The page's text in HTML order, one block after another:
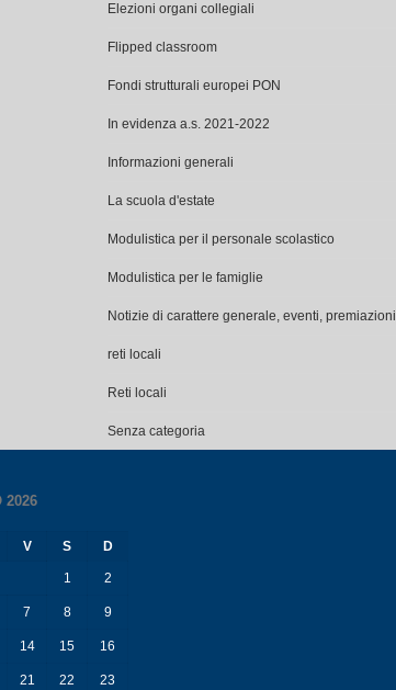
Elezioni organi collegiali
Flipped classroom
Fondi strutturali europei PON
In evidenza a.s. 2021-2022
Informazioni generali
La scuola d'estate
Modulistica per il personale scolastico
Modulistica per le famiglie
Notizie di carattere generale, eventi, premiazioni
reti locali
Reti locali
Senza categoria
2026
V S D
1 2
7 8 9
14 15 16
21 22 23